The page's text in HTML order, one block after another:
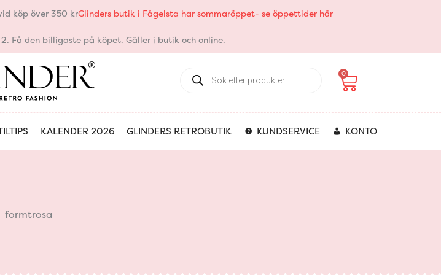
köp över 350 krGlinders butik i Fågelsta har sommaröppet- se öppettider här
Få den billigaste på köpet. Gäller i butik och online.
search
0
Varukorg
KALENDER 2026 GLINDERS RETROBUTIK KUNDSERVICE KONTO
formtrosa